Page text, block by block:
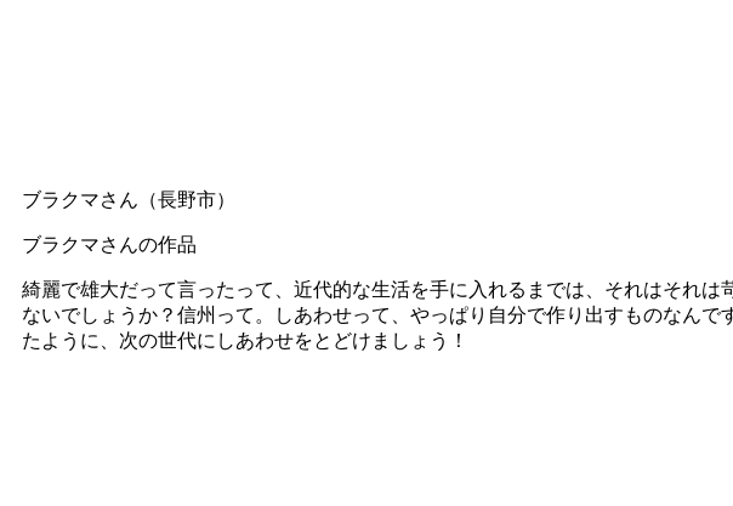
ブラクマさん（長野市）
ブラクマさんの作品
綺麗で雄大だって言ったって、近代的な生活を手に入れるまでは、それはそれ
ないでしょうか？信州って。しあわせって、やっぱり自分で作り出すものなん
たように、次の世代にしあわせをとどけましょう！